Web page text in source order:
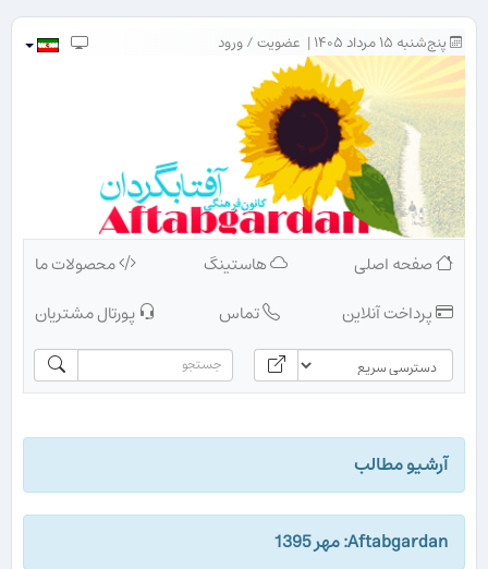
پنج‌شنبه ۱۵ مرداد ۱۴۰۵ | عضویت/ورود
صفحه اصلی هاستینگ
محصولات ما
پرداخت آنلاین
تماس پورتال مشتریان
آرشیو مطالب
Aftabgardan: مهر 1395